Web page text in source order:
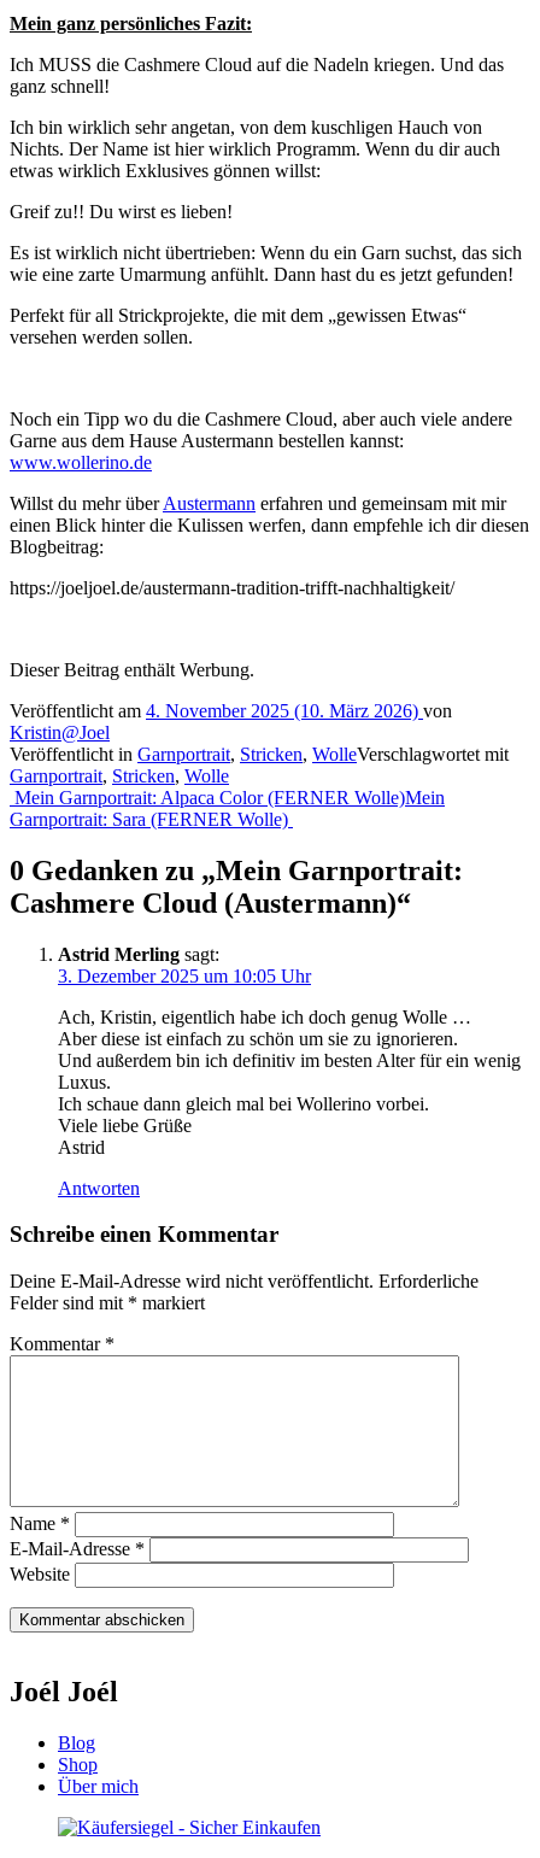
Mein ganz persönliches Fazit:
Ich MUSS die Cashmere Cloud auf die Nadeln kriegen. Und das
ganz schnell!
Ich bin wirklich sehr angetan, von dem kuschligen Hauch von
Nichts. Der Name ist hier wirklich Programm. Wenn du dir auch
etwas wirklich Exklusives gönnen willst:
Greif zu!! Du wirst es lieben!
Es ist wirklich nicht übertrieben: Wenn du ein Garn suchst, das sich
wie eine zarte Umarmung anfühlt. Dann hast du es jetzt gefunden!
Perfekt für all Strickprojekte, die mit dem „gewissen Etwas“
versehen werden sollen.
Noch ein Tipp wo du die Cashmere Cloud, aber auch viele andere
Garne aus dem Hause Austermann bestellen kannst:
www.wollerino.de
Willst du mehr überAustermann erfahren und gemeinsam mit mir
einen Blick hinter die Kulissen werfen, dann empfehle ich dir diesen
Blogbeitrag:
https://joeljoel.de/austermann-tradition-trifft-nachhaltigkeit/
Dieser Beitrag enthält Werbung.
Veröffentlicht am 4. November 2025 (10. März 2026) von
Kristin@Joel
Veröffentlicht in Garnportrait, Stricken, WolleVerschlagwortet mit
Garnportrait, Stricken, Wolle
Beitragsnavigation
Mein Garnportrait: Alpaca Color (FERNER Wolle)Mein
Garnportrait: Sara (FERNER Wolle)
0 Gedanken zu „Mein Garnportrait:
Cashmere Cloud (Austermann)“
Astrid Merling sagt:
3. Dezember 2025 um 10:05 Uhr
Ach, Kristin, eigentlich habe ich doch genug Wolle …
Aber diese ist einfach zu schön um sie zu ignorieren.
Und außerdem bin ich definitiv im besten Alter für ein wenig
Luxus.
Ich schaue dann gleich mal bei Wollerino vorbei.
Viele liebe Grüße
Astrid
Antworten
Schreibe einen Kommentar
Deine E-Mail-Adresse wird nicht veröffentlicht. Erforderliche
Felder sind mit * markiert
Kommentar *
Name *
E-Mail-Adresse *
Website
Joél Joél
Blog
Shop
Über mich